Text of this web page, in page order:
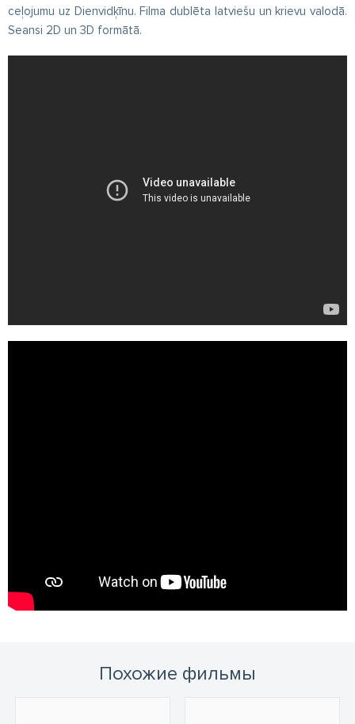
ceļojumu uz Dienvidķīnu. Filma dublēta latviešu un krievu valodā.
Seansi 2D un 3D formātā.
Похожие фильмы